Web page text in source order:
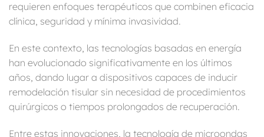
requieren enfoques terapéuticos que combinen eficacia
clínica, seguridad y mínima invasividad.
En este contexto, las tecnologías basadas en energía
han evolucionado significativamente en los últimos
años, dando lugar a dispositivos capaces de inducir
remodelación tisular sin necesidad de procedimientos
quirúrgicos o tiempos prolongados de recuperación.
Entre estas innovaciones, la tecnología de microondas